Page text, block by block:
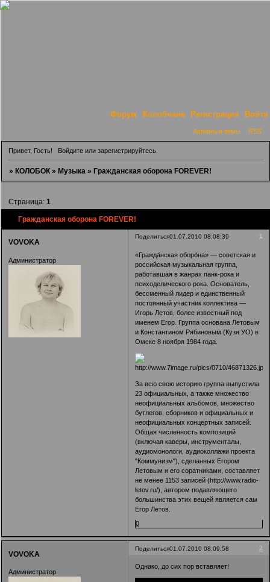
Форум Колобчане Регистрация Войти
Активные темы RSS
Привет, Гость! Войдитеили зарегистрируйтесь.
»КОЛОБОК »Музыка »Гражданская оборона FOREVER!
Гражданская оборона FOREVER!
Страница:1
Поделиться 1
01.07.2010 08:08:39
VOVOKA
Администратор
«Гражда́нская оборо́на» — советская и
российская музыкальная группа,
работавшая в жанрах панк-рока и
психоделического рока. Основатель,
бессменный лидер и единственный
постоянный участник коллектива —
Игорь Летов, более известный под
именем Егор. Группа основана Летовым
и Константином Рябиновым (Кузя УO) в
Омске 8 ноября 1984 года.
За всю свою историю группа выпустила
23 официальных, а также множество
неофициальных альбомов, множество
бутлегов, сборников и официальных и
неофициальных концертных записей.
Общая численность композиций
(включая каверы, инструменталы,
аудиомонологи, аудиоколлажи проекта
"Коммунизм"), сделанных Егором
Летовым и его соратниками, составляет
не менее 1153 записей (http://www.radio-
letov.ru/), автором подавляющего
большинства этих вещей является сам
Егор Летов.
0
Поделиться 2
01.07.2010 08:09:58
VOVOKA
Администратор
Однако, до сих пор вставляет!